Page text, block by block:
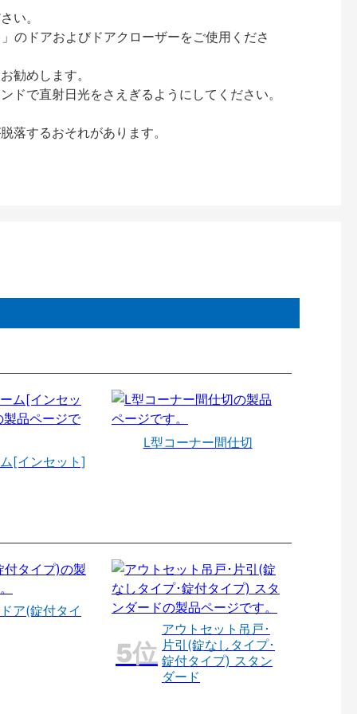
い。
のドアおよびドアクローザーをご使用くださ
勧めします。
で直射日光をさえぎるようにしてください。
するおそれがあります。
[インセット]
L型コーナー間仕切
ア(錠付タイ
アウトセット吊戸･
片引(錠なしタイプ･
錠付タイプ) スタン
ダード